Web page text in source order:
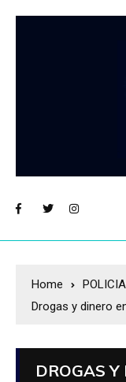
Home
Drogas y dinero
DROGAS Y